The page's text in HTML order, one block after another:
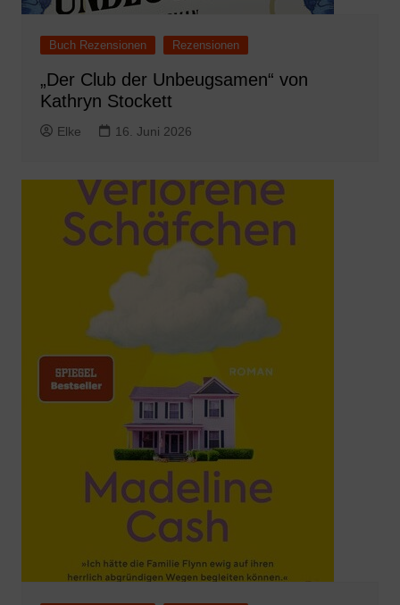
Buch Rezensionen Rezensionen
„Der Club der Unbeugsamen“ von
Kathryn Stockett
Elke 16. Juni 2026